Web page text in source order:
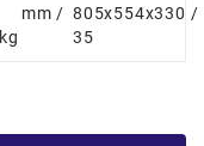
mm /
kg
805x554x330 /
35